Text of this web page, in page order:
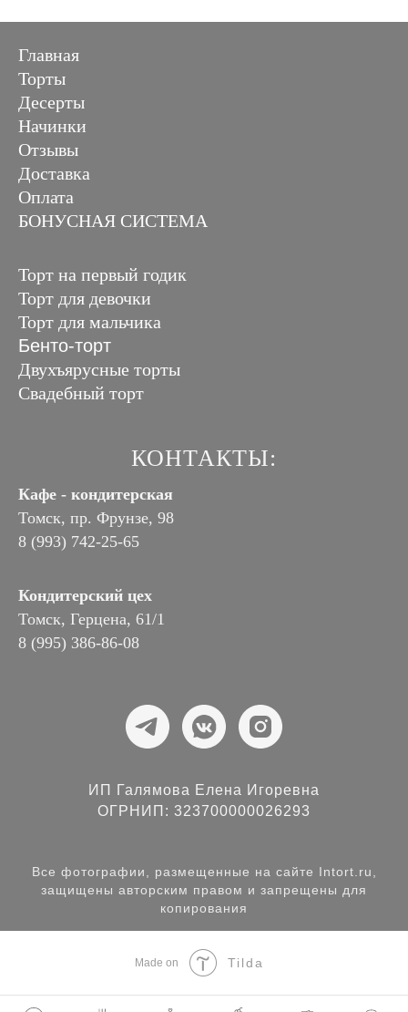
Главная
Торты
Десерты
Начинки
Отзывы
Доставка
Оплата
БОНУСНАЯ СИСТЕМА
Торт на первый годик
Торт для девочки
Торт для мальчика
Бенто-торт
Двухъярусные торты
Свадебный торт
КОНТАКТЫ:
Кафе - кондитерская
Томск, пр. Фрунзе, 98
8 (993) 742-25-65
Кондитерский цех
Томск, Герцена, 61/1
8 (995) 386-86-08
ИП Галямова Елена Игоревна
ОГРНИП: 323700000026293
Все фотографии, размещенные на сайте Intort.ru,
защищены авторским правом и запрещены для
копирования
Made on Tilda